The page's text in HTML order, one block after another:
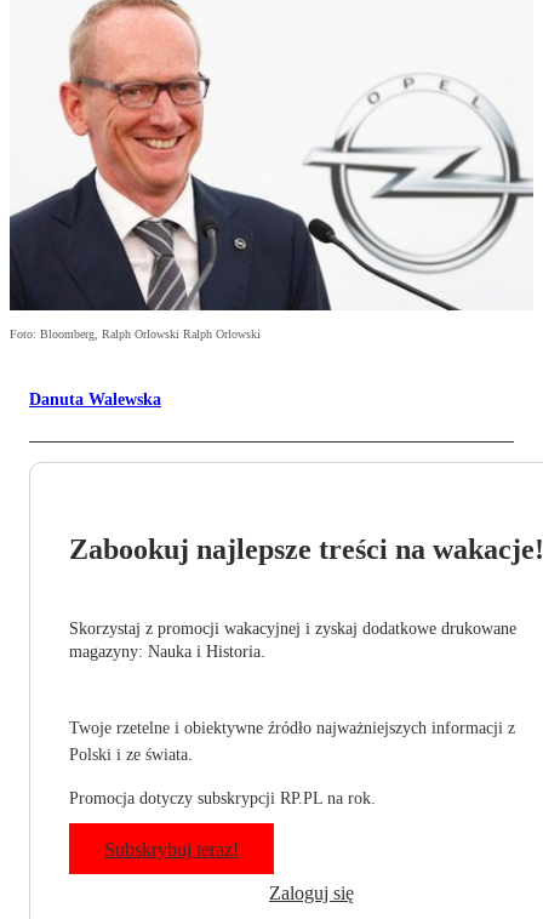
Foto: Bloomberg, Ralph Orlowski Ralph Orlowski
Danuta Walewska
Zabookuj najlepsze treści na wakacje!
Skorzystaj z promocji wakacyjnej i zyskaj dodatkowe drukowane
magazyny: Nauka i Historia.
Twoje rzetelne i obiektywne źródło najważniejszych informacji z
Polski i ze świata.
Promocja dotyczy subskrypcji RP.PL na rok.
Subskrybuj teraz!
Zaloguj się